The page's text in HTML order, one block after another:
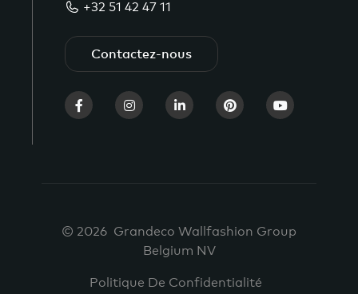
+32 51 42 47 11
Contactez-nous
© 2026 Grandeco Wallfashion Group
Belgium NV
Politique De Confidentialité